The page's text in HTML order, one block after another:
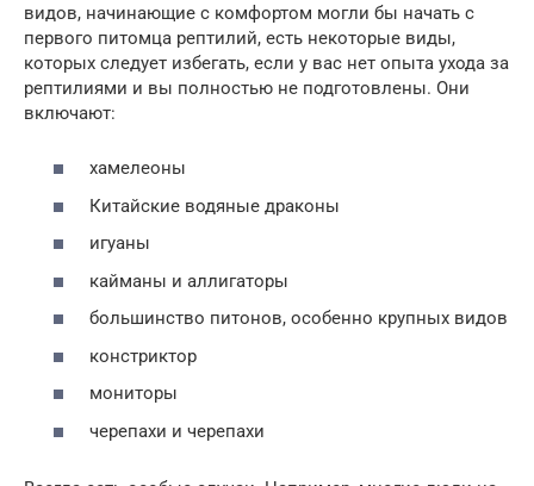
видов, начинающие с комфортом могли бы начать с
первого питомца рептилий, есть некоторые виды,
которых следует избегать, если у вас нет опыта ухода за
рептилиями и вы полностью не подготовлены. Они
включают:
хамелеоны
Китайские водяные драконы
игуаны
кайманы и аллигаторы
большинство питонов, особенно крупных видов
констриктор
мониторы
черепахи и черепахи